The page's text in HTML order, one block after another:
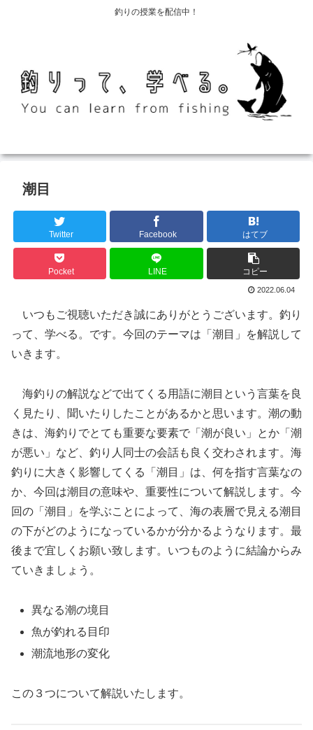
釣りの授業を配信中！
潮目
Twitter Facebook はてブ
Pocket LINE コピー
2022.06.04
いつもご視聴いただき誠にありがとうございます。釣り
って、学べる。です。今回のテーマは「潮目」を解説して
いきます。
海釣りの解説などで出てくる用語に潮目という言葉を良
く見たり、聞いたりしたことがあるかと思います。潮の動
きは、海釣りでとても重要な要素で「潮が良い」とか「潮
が悪い」など、釣り人同士の会話も良く交わされます。海
釣りに大きく影響してくる「潮目」は、何を指す言葉なの
か、今回は潮目の意味や、重要性について解説します。今
回の「潮目」を学ぶことによって、海の表層で見える潮目
の下がどのようになっているかが分かるようなります。最
後まで宜しくお願い致します。いつものように結論からみ
ていきましょう。
異なる潮の境目
魚が釣れる目印
潮流地形の変化
この３つについて解説いたします。